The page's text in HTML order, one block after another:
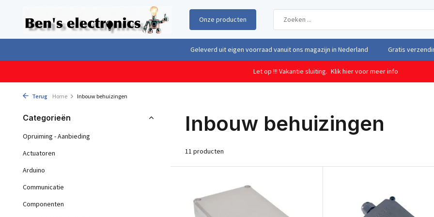
Onze producten
Geleverd uit eigen voorraad vanuit ons magazijn in Nederland Gratis
Let op !!! Vakantie sluiting. Klik hier voor meer info
Terug Home Inbouw behuizingen
Categorieën
Opruiming - Aanbieding
Actuatoren
Arduino
Communicatie
Componenten
Inbouw behuizingen
11 producten